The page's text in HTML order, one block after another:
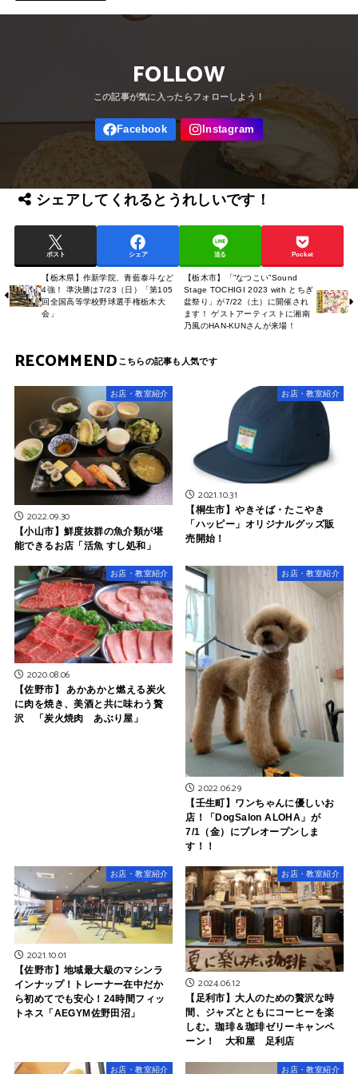
FOLLOW
シェアしてくれるとうれしいです！
ポスト シェア 送る Pocket
【栃木県】作新学院、青藍泰斗など
4強！ 準決勝は7/23（日）「第105
回全国高等学校野球選手権栃木大
会」
【栃木市】「”なつこい”Sound
Stage TOCHIGI 2023 with とちぎ
盆祭り」が7/22（土）に開催され
ます！ ゲストアーティストに湘南
乃風のHAN-KUNさんが来場！
RECOMMEND
お店・教室紹介
2022.09.30
【小山市】鮮度抜群の魚介類が堪
能できるお店「活魚 すし処和」
お店・教室紹介
2021.10.31
【桐生市】やきそば・たこやき
「ハッピー」オリジナルグッズ販
売開始！
お店・教室紹介
2020.08.06
【佐野市】 あかあかと燃える炭火
に肉を焼き、美酒と共に味わう贅
沢 「炭火焼肉 あぶり屋」
お店・教室紹介
2022.06.29
【壬生町】ワンちゃんに優しいお
店！「DogSalon ALOHA」が
7/1（金）にプレオープンしま
す！！
お店・教室紹介
2021.10.01
【佐野市】地域最大級のマシンラ
インナップ！トレーナー在中だか
ら初めてでも安心！24時間フィッ
トネス「AEGYM佐野田沼」
お店・教室紹介
2024.06.12
【足利市】大人のための贅沢な時
間、ジャズとともにコーヒーを楽
しむ。珈琲＆珈琲ゼリーキャンペ
ーン！ 大和屋 足利店
お店・教室紹介 お店・教室紹介